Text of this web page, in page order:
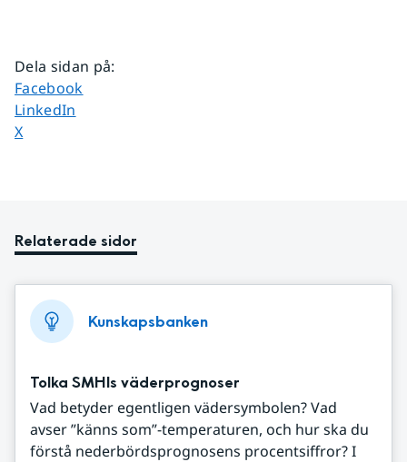
Dela sidan på:
Dela sidan på
Facebook
Dela sidan på
LinkedIn
Dela sidan på
X
Relaterade sidor
Kunskapsbanken
Tolka SMHIs väderprognoser
Vad betyder egentligen vädersymbolen? Vad
avser ”känns som”-temperaturen, och hur ska du
förstå nederbördsprognosens procentsiffror? I